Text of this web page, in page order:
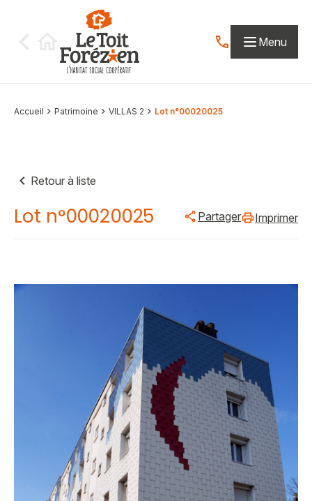
Contactez-nous
Menu
Accueil Patrimoine VILLAS 2 Lot n°00020025
Retour à liste
Lot n°00020025 Partager Imprimer